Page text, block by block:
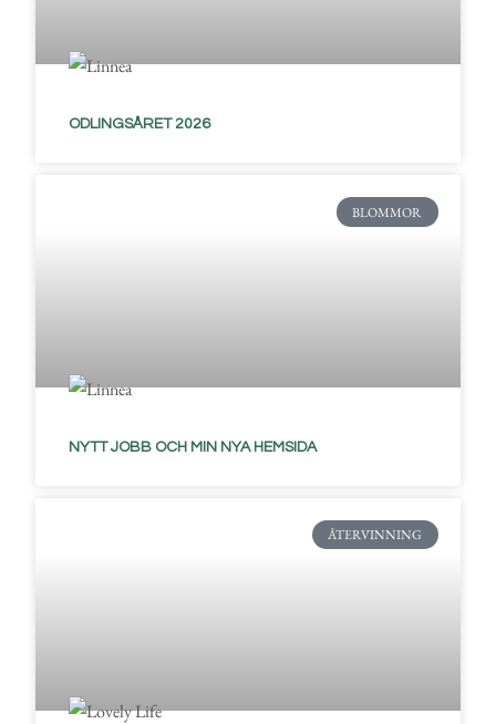
ODLINGSÅRET 2026
BLOMMOR
NYTT JOBB OCH MIN NYA HEMSIDA
ÅTERVINNING